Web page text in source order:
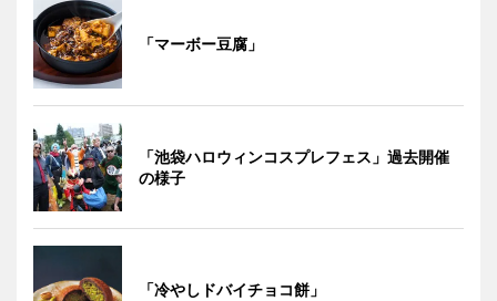
「マーボー豆腐」
「池袋ハロウィンコスプレフェス」過去開催
の様子
「冷やしドバイチョコ餅」